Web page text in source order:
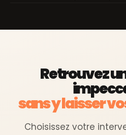
Retrouvez
sans y laisser
Choisissez votre